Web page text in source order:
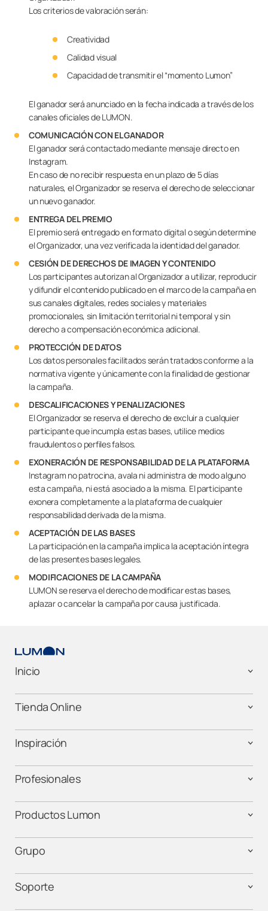
Los criterios de valoración serán:
Creatividad
Calidad visual
Capacidad de transmitir el “momento Lumon”
El ganador será anunciado en la fecha indicada a través de los
canales oficiales de LUMON.
COMUNICACIÓN CON EL GANADOR
El ganador será contactado mediante mensaje directo en
Instagram.
En caso de no recibir respuesta en un plazo de 5 días
naturales, el Organizador se reserva el derecho de seleccionar
un nuevo ganador.
ENTREGA DEL PREMIO
El premio será entregado en formato digital o según determine
el Organizador, una vez verificada la identidad del ganador.
CESIÓN DE DERECHOS DE IMAGEN Y CONTENIDO
Los participantes autorizan al Organizador a utilizar, reproducir
y difundir el contenido publicado en el marco de la campaña en
sus canales digitales, redes sociales y materiales
promocionales, sin limitación territorial ni temporal y sin
derecho a compensación económica adicional.
PROTECCIÓN DE DATOS
Los datos personales facilitados serán tratados conforme a la
normativa vigente y únicamente con la finalidad de gestionar
la campaña.
DESCALIFICACIONES Y PENALIZACIONES
El Organizador se reserva el derecho de excluir a cualquier
participante que incumpla estas bases, utilice medios
fraudulentos o perfiles falsos.
EXONERACIÓN DE RESPONSABILIDAD DE LA PLATAFORMA
Instagram no patrocina, avala ni administra de modo alguno
esta campaña, ni está asociado a la misma. El participante
exonera completamente a la plataforma de cualquier
responsabilidad derivada de la misma.
ACEPTACIÓN DE LAS BASES
La participación en la campaña implica la aceptación íntegra
de las presentes bases legales.
MODIFICACIONES DE LA CAMPAÑA
LUMON se reserva el derecho de modificar estas bases,
aplazar o cancelar la campaña por causa justificada.
Inicio
Tienda Online
Inspiración
Profesionales
Productos Lumon
Grupo
Soporte